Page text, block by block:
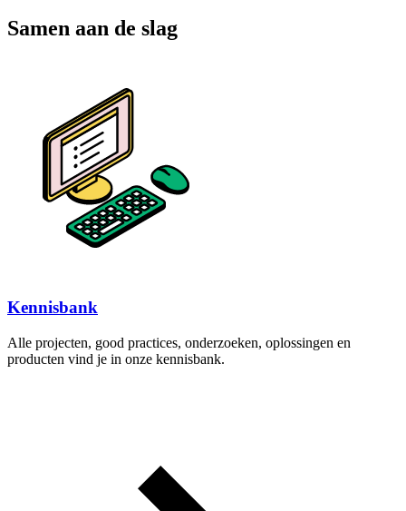
Samen aan de slag
Kennisbank
Alle projecten, good practices, onderzoeken, oplossingen en
producten vind je in onze kennisbank.